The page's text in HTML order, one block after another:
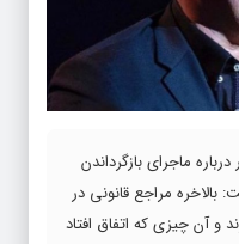
مراجع قانونی در
آن چیزی که اتفاق افتاد
صورت نگرفته است.